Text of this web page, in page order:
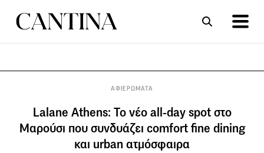
ΑΦΙΕΡΩΜΑΤΑ
Lalane Athens: Το νέο all-day spot στο
Μαρούσι που συνδυάζει comfort fine dining
και urban ατμόσφαιρα